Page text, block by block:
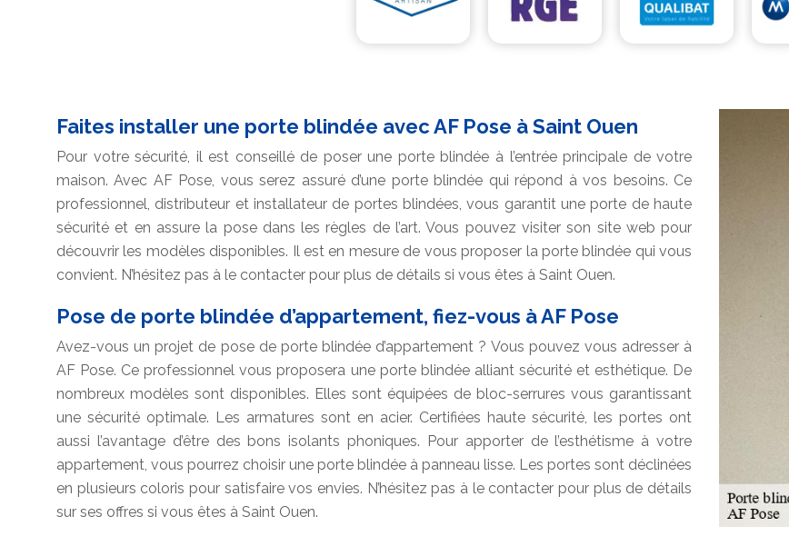
Faites installer une porte blindée avec AF Pose à Saint Ouen
Pour votre sécurité, il est conseillé de poser une porte blindée à l’entrée principale de votre
maison. Avec AF Pose, vous serez assuré d’une porte blindée qui répond à vos besoins. Ce
professionnel, distributeur et installateur de portes blindées, vous garantit une porte de haute
sécurité et en assure la pose dans les règles de l’art. Vous pouvez visiter son site web pour
découvrir les modèles disponibles. Il est en mesure de vous proposer la porte blindée qui vous
convient. N’hésitez pas à le contacter pour plus de détails si vous êtes à Saint Ouen.
Pose de porte blindée d’appartement, fiez-vous à AF Pose
Avez-vous un projet de pose de porte blindée d’appartement ? Vous pouvez vous adresser à
AF Pose. Ce professionnel vous proposera une porte blindée alliant sécurité et esthétique. De
nombreux modèles sont disponibles. Elles sont équipées de bloc-serrures vous garantissant
une sécurité optimale. Les armatures sont en acier. Certifiées haute sécurité, les portes ont
aussi l’avantage d’être des bons isolants phoniques. Pour apporter de l’esthétisme à votre
appartement, vous pourrez choisir une porte blindée à panneau lisse. Les portes sont déclinées
en plusieurs coloris pour satisfaire vos envies. N’hésitez pas à le contacter pour plus de détails
sur ses offres si vous êtes à Saint Ouen.